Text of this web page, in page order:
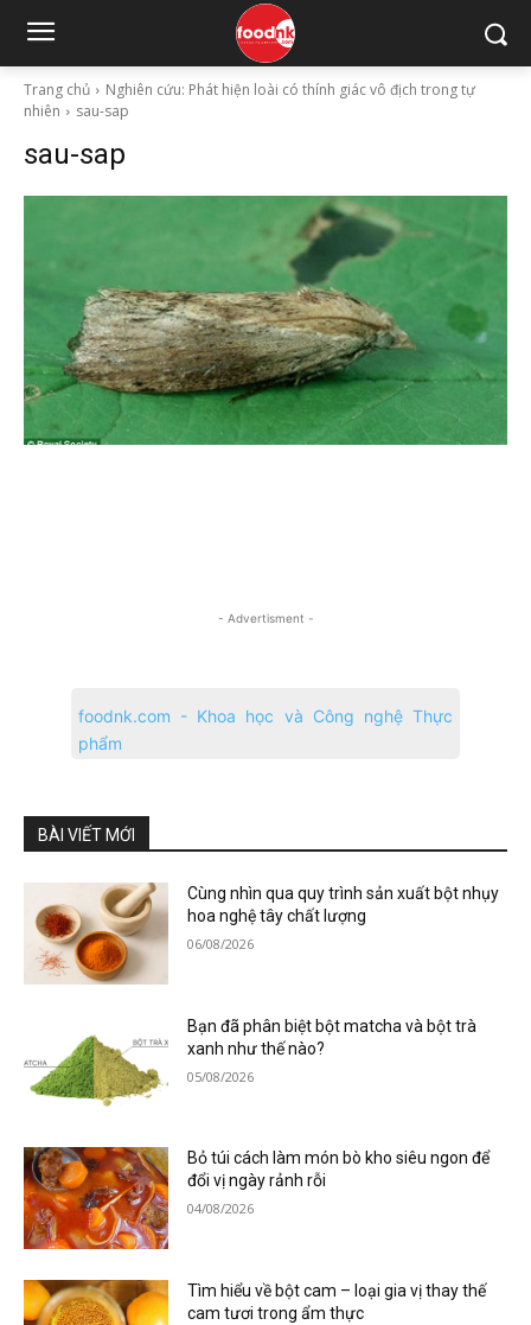
Trang chủ
Nghiên cứu: Phát hiện loài có thính giác vô địch trong tự
nhiên
sau-sap
sau-sap
- Advertisment -
foodnk.com - Khoa học và Công nghệ Thực
phẩm
BÀI VIẾT MỚI
Cùng nhìn qua quy trình sản xuất bột nhụy
hoa nghệ tây chất lượng
06/08/2026
Bạn đã phân biệt bột matcha và bột trà
xanh như thế nào?
05/08/2026
Bỏ túi cách làm món bò kho siêu ngon để
đổi vị ngày rảnh rỗi
04/08/2026
Tìm hiểu về bột cam – loại gia vị thay thế
cam tươi trong ẩm thực